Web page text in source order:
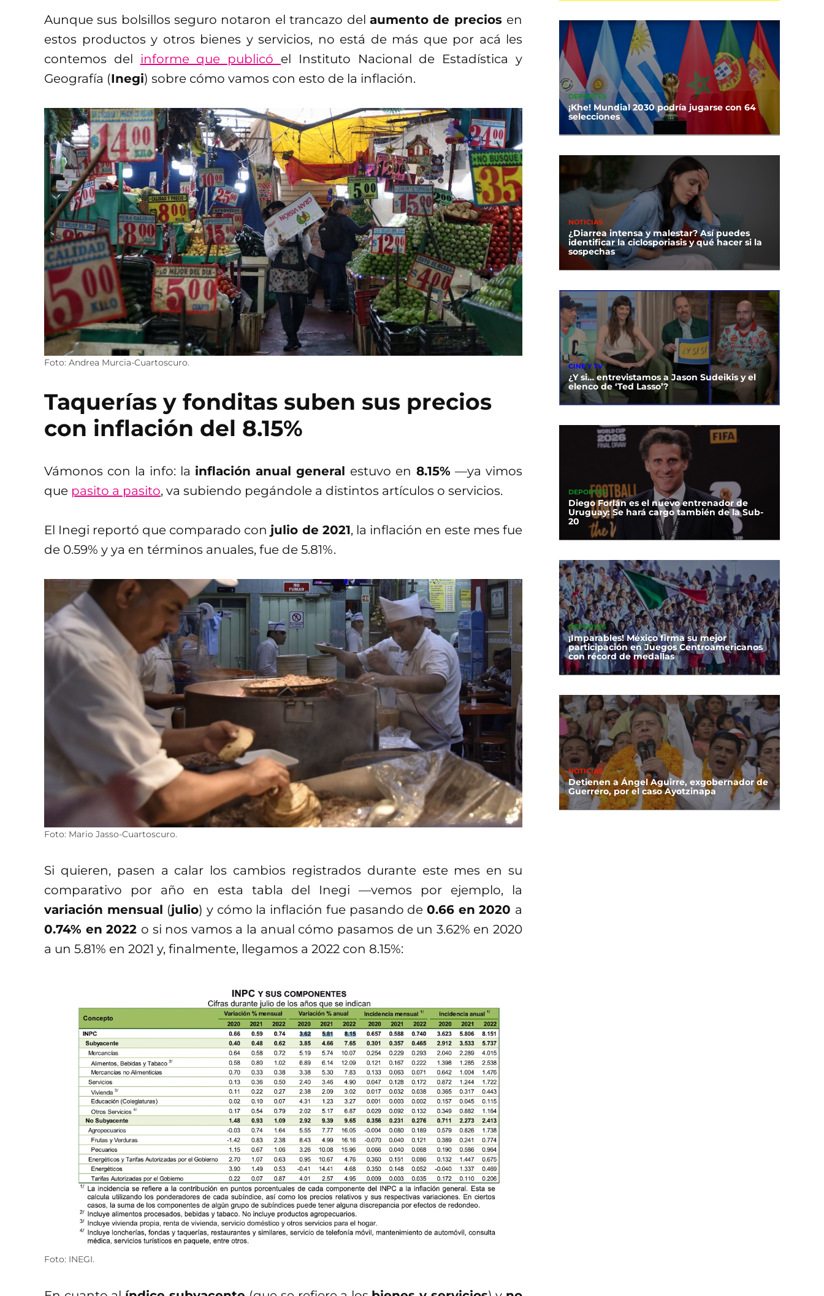
Aunque sus bolsillos seguro notaron el trancazo del aumento de precios en
estos productos y otros bienes y servicios, no está de más que por acá les
contemos del informe que publicó el Instituto Nacional de Estadística y
Geografía (Inegi) sobre cómo vamos con esto de la inflación.
Foto: Andrea Murcia-Cuartoscuro.
Taquerías y fonditas suben sus precios
con inflación del 8.15%
Vámonos con la info: la inflación anual general estuvo en 8.15% —ya vimos
que pasito a pasito, va subiendo pegándole a distintos artículos o servicios.
El Inegi reportó que comparado con julio de 2021, la inflación en este mes fue
de 0.59% y ya en términos anuales, fue de 5.81%.
Foto: Mario Jasso-Cuartoscuro.
Si quieren, pasen a calar los cambios registrados durante este mes en su
comparativo por año en esta tabla del Inegi —vemos por ejemplo, la
variación mensual (julio) y cómo la inflación fue pasando de 0.66 en 2020 a
0.74% en 2022 o si nos vamos a la anual cómo pasamos de un 3.62% en 2020
a un 5.81% en 2021 y, finalmente, llegamos a 2022 con 8.15%:
Foto: INEGI.
DEPORTES
¡Khe! Mundial 2030 podría jugarse con 64
selecciones
NOTICIAS
¿Diarrea intensa y malestar? Así puedes
identificar la ciclosporiasis y qué hacer si la
sospechas
CINE Y TV
¿Y si… entrevistamos a Jason Sudeikis y el
elenco de ‘Ted Lasso’?
DEPORTES
Diego Forlán es el nuevo entrenador de
Uruguay: Se hará cargo también de la Sub-
20
DEPORTES
¡Imparables! México firma su mejor
participación en Juegos Centroamericanos
con récord de medallas
NOTICIAS
Detienen a Ángel Aguirre, exgobernador de
Guerrero, por el caso Ayotzinapa